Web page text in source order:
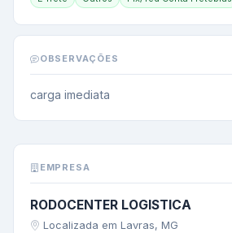
OBSERVAÇÕES
carga imediata
EMPRESA
RODOCENTER LOGISTICA
Localizada em Lavras, MG